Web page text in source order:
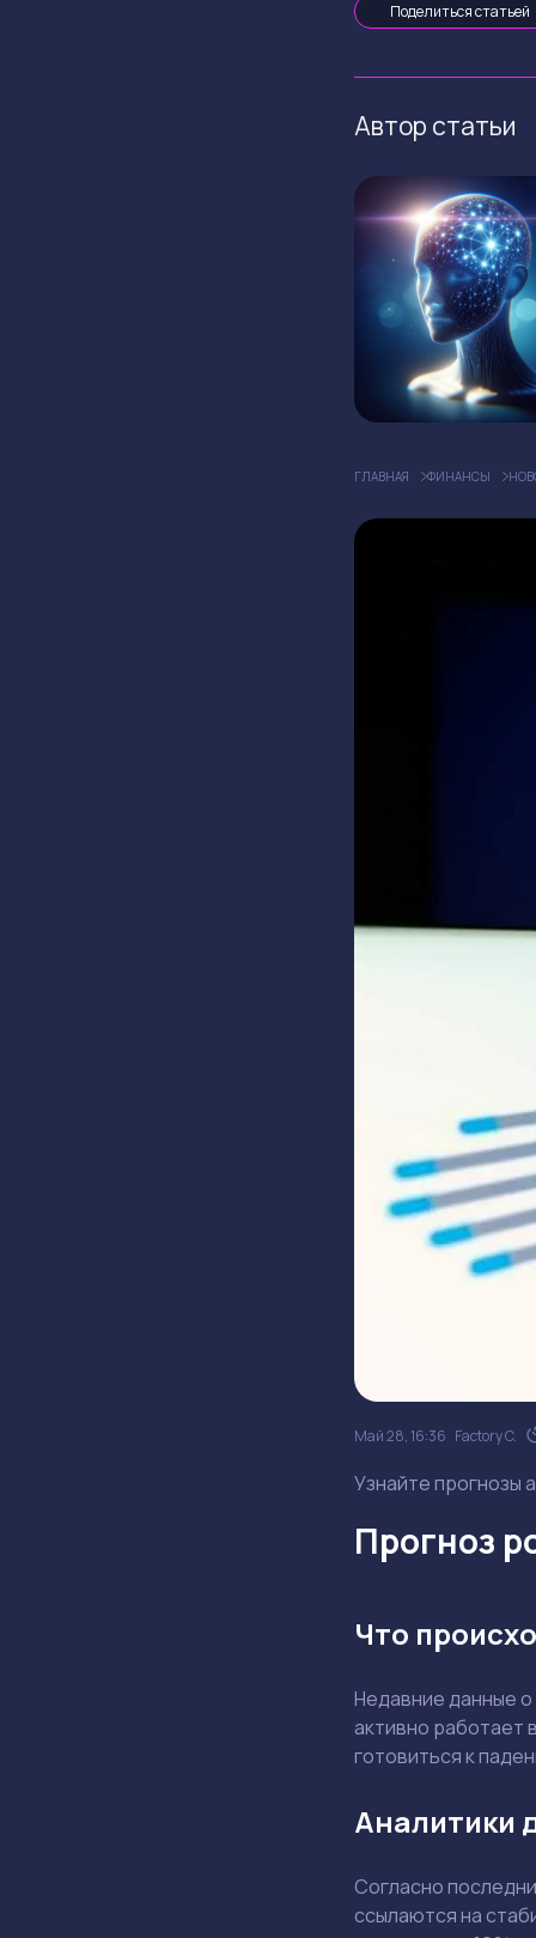
Поделиться статьей
Автор статьи
ГЛАВНАЯ ФИНАНСЫ
Май 28, 16:36 Factory C.
Узнайте прогнозы
Прогноз
Что
Недавние данные
активно работает
готовиться к
Аналитики
Согласно
ссылаются на